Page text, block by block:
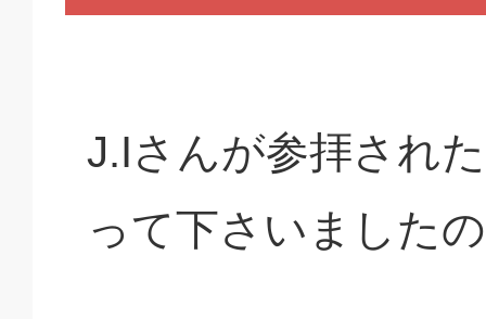
J.Iさんが参拝され
って下さいました